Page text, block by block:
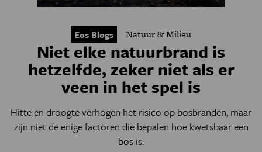
Eos Blogs Natuur & Milieu
Niet elke natuurbrand is
hetzelfde, zeker niet als er
veen in het spel is
Hitte en droogte verhogen het risico op bosbranden, maar
zijn niet de enige factoren die bepalen hoe kwetsbaar een
bos is.